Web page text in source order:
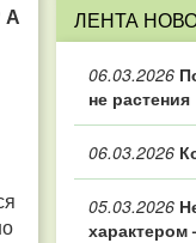
А
ЛЕНТА
06.03.2026
не растения
06.03.2026
05.03.2026
характером